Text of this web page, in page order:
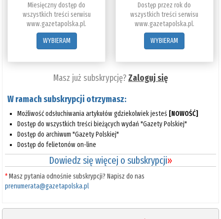
Miesięczny dostęp do
wszystkich treści serwisu
www.gazetapolska.pl.
WYBIERAM
Dostęp przez rok do
wszystkich treści serwisu
www.gazetapolska.pl.
WYBIERAM
Masz już subskrypcję?Zaloguj się
W ramach subskrypcji otrzymasz:
Możliwość odsłuchiwania artykułów gdziekolwiek jesteś [NOWOŚĆ]
Dostęp do wszystkich treści bieżących wydań "Gazety Polskiej"
Dostęp do archiwum "Gazety Polskiej"
Dostęp do felietonów on-line
Dowiedz się więcej o subskrypcji»
*Masz pytania odnośnie subskrypcji? Napisz do nas
prenumerata@gazetapolska.pl